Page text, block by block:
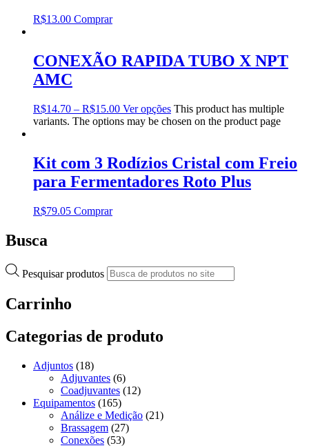
R$13.00 Comprar
CONEXÃO RAPIDA TUBO X NPT
AMC
R$14.70 – R$15.00 Ver opções This product has multiple
variants. The options may be chosen on the product page
Kit com 3 Rodízios Cristal com Freio
para Fermentadores Roto Plus
R$79.05 Comprar
Busca
Pesquisar produtos
Carrinho
Categorias de produto
Adjuntos (18)
Adjuvantes (6)
Coadjuvantes (12)
Equipamentos (165)
Análize e Medição (21)
Brassagem (27)
Conexões (53)